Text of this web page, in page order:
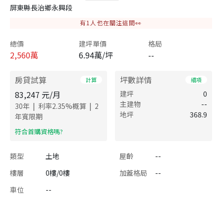
屏東縣長治鄉永興段
有1 人也在關注這間👀
總價
2,560萬
建坪單價
6.94萬/坪
格局
--
房貸試算 計算
83,247 元/月
30年 | 利率2.35%概算 | 2
年寬限期
​符合首購資格嗎?
坪數詳情 細項
建坪
0
主建物
--
地坪
368.9
類型 土地 屋齡
--
樓層
0樓/0樓 加蓋格局
--
車位
--